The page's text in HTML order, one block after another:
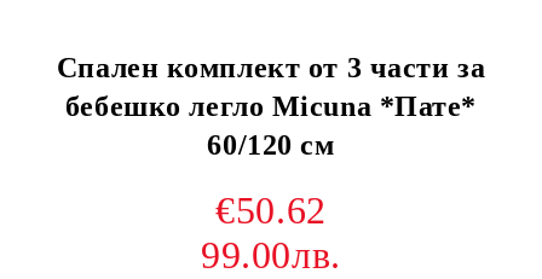
Спален комплект от 3 части за
бебешко легло Micuna *Пате*
60/120 см
€50.62
99.00лв.